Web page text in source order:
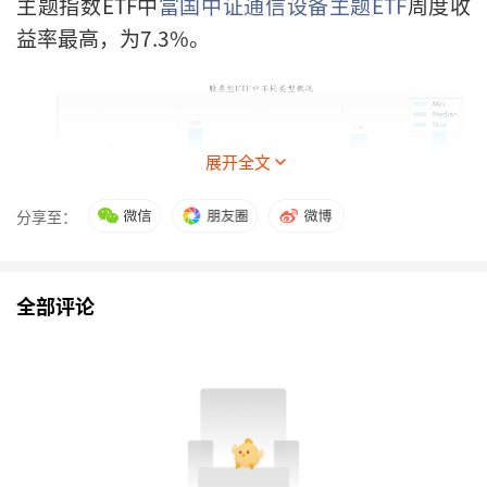
益率最高，为7.3%。
2、股票型ETF涨跌幅排行
上周股票型ETF涨幅最高的5只ETF及其收益率分别
富国中证通信设备主题ETF(7.3%)、
展开全文
分享至：
全部评论